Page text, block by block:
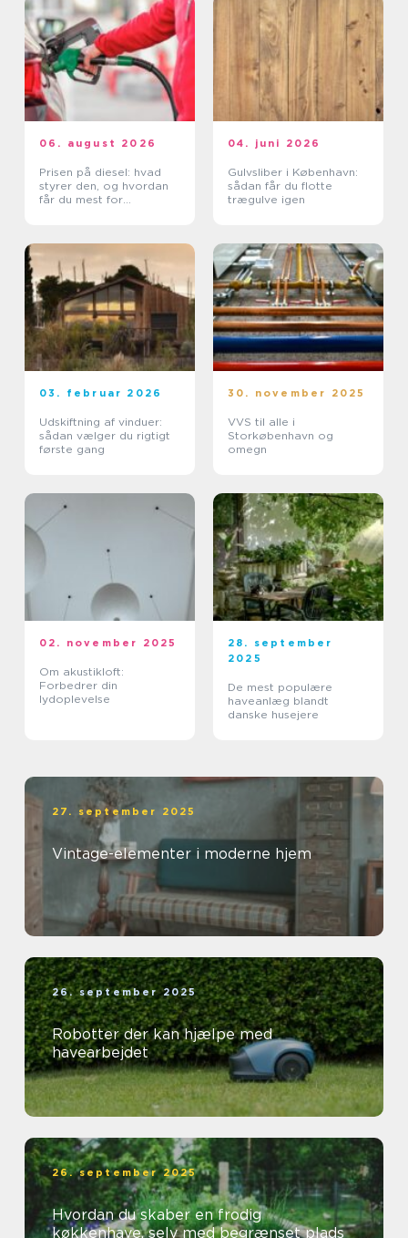
06. august 2026
Prisen på diesel: hvad
styrer den, og hvordan
får du mest for
04. juni 2026
Gulvsliber i København:
sådan får du flotte
trægulve igen
03. februar 2026
Udskiftning af vinduer:
sådan vælger du rigtigt
første gang
30. november 2025
VVS til alle i
Storkøbenhavn og
omegn
02. november 2025
Om akustikloft:
Forbedrer din
lydoplevelse
28. september
2025
De mest populære
haveanlæg blandt
danske husejere
27. september 2025
Vintage-elementer i moderne hjem
26. september 2025
Robotter der kan hjælpe med
havearbejdet
26. september 2025
Hvordan du skaber en frodig
køkkenhave, selv med begrænset plads